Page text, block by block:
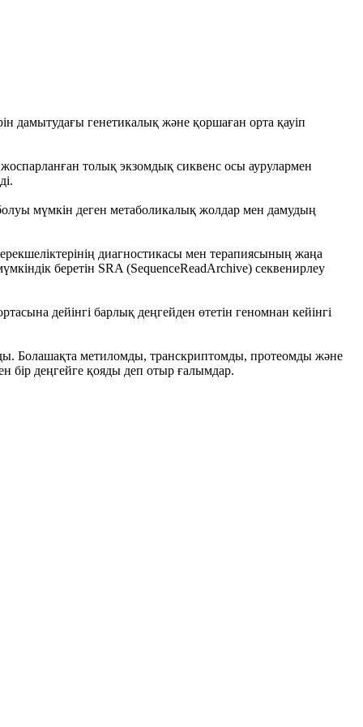
дамытудағы генетикалық және қоршаған орта қауіп
толық экзомдық сиквенс осы аурулармен
мүмкін деген метаболикалық жолдар мен дамудың
диагностикасы мен терапиясының жаңа
беретін SRA (SequenceReadArchive) секвенирлеу
дейінгі барлық деңгейден өтетін геномнан кейінгі
Болашақта метиломды, транскриптомды, протеомды және
бір деңгейге қояды деп отыр ғалымдар.